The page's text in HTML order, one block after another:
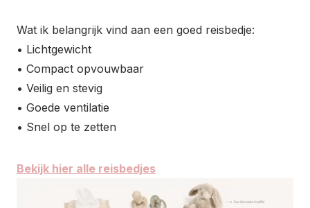
Wat ik belangrijk vind aan een goed reisbedje:
• Lichtgewicht
• Compact opvouwbaar
• Veilig en stevig
• Goede ventilatie
• Snel op te zetten
Bekijk hier alle reisbedjes